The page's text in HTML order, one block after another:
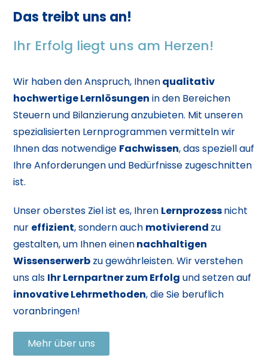
Das treibt uns an!
Ihr Erfolg liegt uns am Herzen!
Wir haben den Anspruch, Ihnenqualitativ
hochwertige Lernlösungen in den Bereichen
Steuern und Bilanzierung anzubieten. Mit unseren
spezialisierten Lernprogrammen vermitteln wir
Ihnen das notwendige Fachwissen, das speziell auf
Ihre Anforderungen und Bedürfnisse zugeschnitten
ist.
Unser oberstes Ziel ist es, Ihren Lernprozessnicht
nur effizient, sondern auch motivierend zu
gestalten, um Ihnen einennachhaltigen
Wissenserwerb zu gewährleisten. Wir verstehen
uns als Ihr Lernpartner zum Erfolg und setzen auf
innovative Lehrmethoden, die Sie beruflich
voranbringen!
Mehr über uns